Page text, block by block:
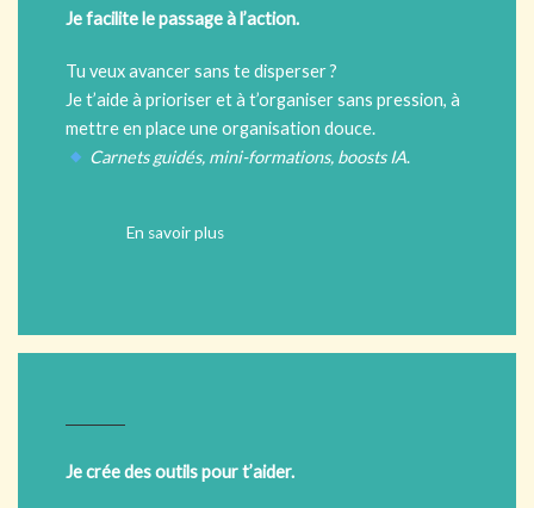
Je facilite le passage à l’action.
Tu veux avancer sans te disperser ?
Je t’aide à prioriser et à t’organiser sans pression, à
mettre en place une organisation douce.
Carnets guidés, mini-formations, boosts IA.
En savoir plus
Je crée des outils pour t’aider.